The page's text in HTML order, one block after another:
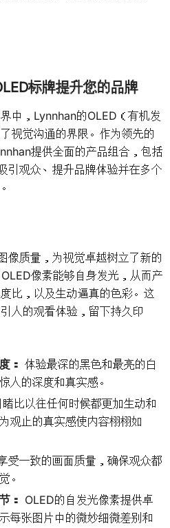
标牌提升您的品牌
中，Lynnhan的OLED（有机发
视觉沟通的界限。作为领先的
提供全面的产品组合，包括
引观众、提升品牌体验并在多个
像质量，为视觉卓越树立了新的
像素能够自身发光，从而产
比，以及生动逼真的色彩。这
人的观看体验，留下持久印
： 体验最深的黑色和最亮的白
人的深度和真实感。
睹比以往任何时候都更加生动和
观止的真实感使内容栩栩如
受一致的画面质量，确保观众都
。
： OLED的自发光像素提供卓
每张图片中的微妙细微差别和